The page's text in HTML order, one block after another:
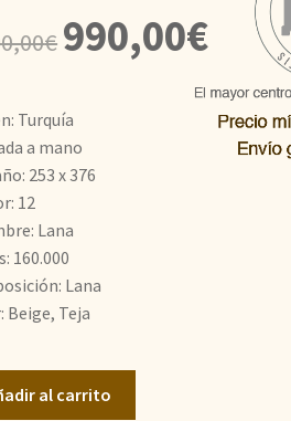
€
El
precio
era:
2.100,00€.
990,00€El
precio
actual
Turquía
a mano
253 x 376
12
Lana
160.000
Lana
Beige, Teja
al carrito